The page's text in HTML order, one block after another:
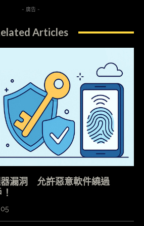
- 廣告 -
Articles
漏洞 允許惡意軟件繞過